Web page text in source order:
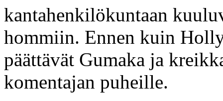
kantahenkilökuntaan
hommiin. Ennen kuin
päättävät Gumaka ja
komentajan puheille.